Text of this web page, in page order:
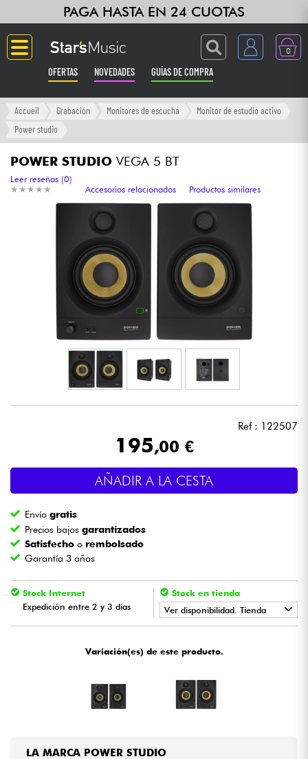
PAGA HASTA EN 24 CUOTAS
0
OFERTAS NOVEDADES GUÍAS DE COMPRA
Langue
Ampli & Efectos
Sintetizadores & samplers
Grabación
Auriculares
Micros
Luces
Vientos
Niños
Cables & Acces.
Ver nuestras marcas
Accueil Grabación Monitores de escucha
Monitor de estudio activo
Power studio
POWER STUDIO VEGA 5 BT
★ ★ ★ ★ ★
★ ★ ★ ★ ★
Leer reseñas (0)
Accesorios relacionados
Productos similares
Ref : 122507
195,00 €
AÑADIR A LA CESTA
Envíogratis
Precios bajosgarantizados
Satisfecho o rembolsado
Garantía 3 años
Stock Internet
Expedición entre 2 y 3 días
Stock en tienda
Ver disponibilidad. Tienda
Variación(es) de este producto.
LA MARCA POWER STUDIO